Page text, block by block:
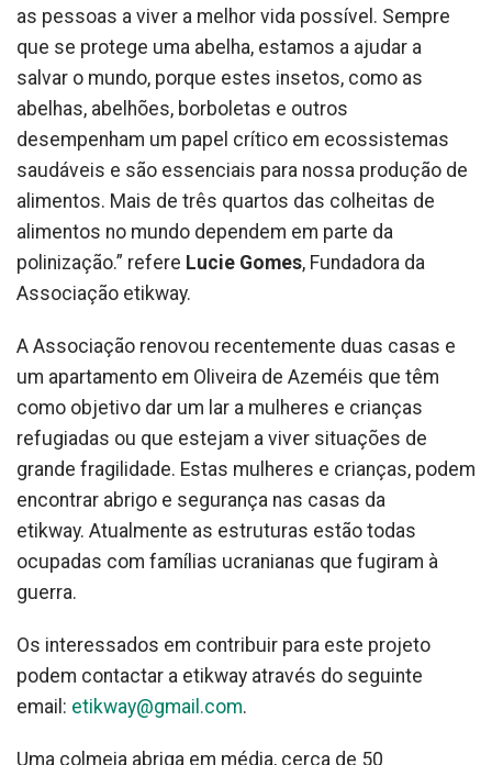
as pessoas a viver a melhor vida possível. Sempre
que se protege uma abelha, estamos a ajudar a
salvar o mundo, porque estes insetos, como as
abelhas, abelhões, borboletas e outros
desempenham um papel crítico em ecossistemas
saudáveis ​​e são essenciais para nossa produção de
alimentos. Mais de três quartos das colheitas de
alimentos no mundo dependem em parte da
polinização.” refere Lucie Gomes, Fundadora da
Associação etikway.
A Associação renovou recentemente duas casas e
um apartamento em Oliveira de Azeméis que têm
como objetivo dar um lar a mulheres e crianças
refugiadas ou que estejam a viver situações de
grande fragilidade. Estas mulheres e crianças, podem
encontrar abrigo e segurança nas casas da
etikway. Atualmente as estruturas estão todas
ocupadas com famílias ucranianas que fugiram à
guerra.
Os interessados ​​em contribuir para este projeto
podem contactar a etikway através do seguinte
email: etikway@gmail.com.
Uma colmeia abriga em média, cerca de 50